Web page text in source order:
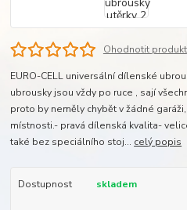
Ohodnotit produkt
EURO-CELL universální dílenské
ubrousky jsou vždy po ruce , sají
proto by neměly chybět v žádné
místnosti.- pravá dílenská kvalita-
také bez speciálního stoj... celý popis
Dostupnost skladem